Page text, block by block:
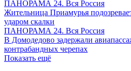
ПАНОРАМА 24. Вся Россия
Жительница Приамурья
ударом скалки
ПАНОРАМА 24. Вся Россия
В Домодедово задержали
контрабандных черепах
Показать ещё